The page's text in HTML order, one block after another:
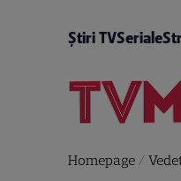
Știri TVSeriale
Homepage/